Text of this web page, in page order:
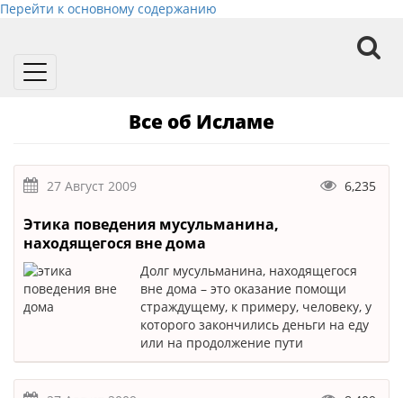
Перейти к основному содержанию
Toggle
Все об Исламе
27 Август 2009 6,235
Этика поведения мусульманина,
находящегося вне дома
Долг мусульманина, находящегося
вне дома – это оказание помощи
страждущему, к примеру, человеку, у
которого закончились деньги на еду
или на продолжение пути